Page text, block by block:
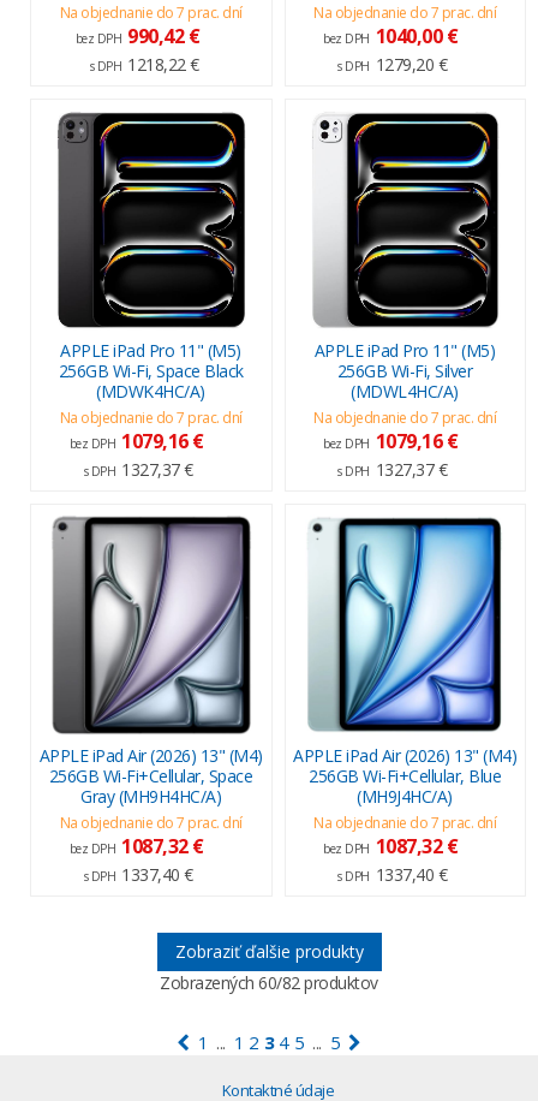
Na objednanie do 7 prac. dní
bez DPH 990,42 €
s DPH 1218,22 €
Na objednanie do 7 prac. dní
bez DPH 1040,00 €
s DPH 1279,20 €
APPLE iPad Pro 11" (M5)
256GB Wi-Fi, Space Black
(MDWK4HC/A)
Na objednanie do 7 prac. dní
bez DPH 1079,16 €
s DPH 1327,37 €
APPLE iPad Pro 11" (M5)
256GB Wi-Fi, Silver
(MDWL4HC/A)
Na objednanie do 7 prac. dní
bez DPH 1079,16 €
s DPH 1327,37 €
APPLE iPad Air (2026) 13" (M4)
256GB Wi-Fi+Cellular, Space
Gray (MH9H4HC/A)
Na objednanie do 7 prac. dní
bez DPH 1087,32 €
s DPH 1337,40 €
APPLE iPad Air (2026) 13" (M4)
256GB Wi-Fi+Cellular, Blue
(MH9J4HC/A)
Na objednanie do 7 prac. dní
bez DPH 1087,32 €
s DPH 1337,40 €
Zobraziť ďalšie produkty
Zobrazených60/82 produktov
1 ... 1 2 3 4 5 ... 5
Kontaktné údaje